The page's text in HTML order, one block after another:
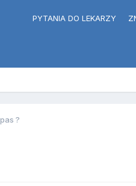
PYTANIA DO LEKARZY
?